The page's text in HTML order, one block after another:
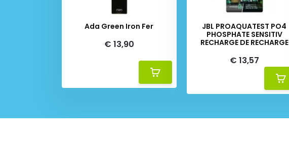
Ada Green Iron Fer
€ 13,90
JBL PROAQUATEST PO4
PHOSPHATE SENSITIV
RECHARGE DE RECHARGE
€ 13,57